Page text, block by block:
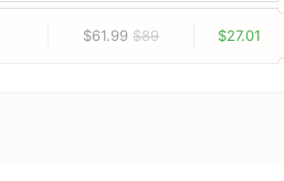
$61.99$89 $27.01